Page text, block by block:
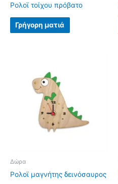
Ρολοϊ τοίχου πρόβατο
Γρήγορη ματιά
Δώρα
Ρολοϊ μαγνήτης δεινόσαυρος